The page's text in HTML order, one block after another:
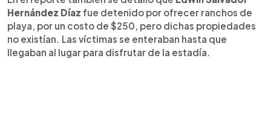
Hernández Díaz fue detenido por ofrecer ranchos de
playa, por un costo de $250, pero dichas propiedades
no existían. Las víctimas se enteraban hasta que
llegaban al lugar para disfrutar de la estadía.